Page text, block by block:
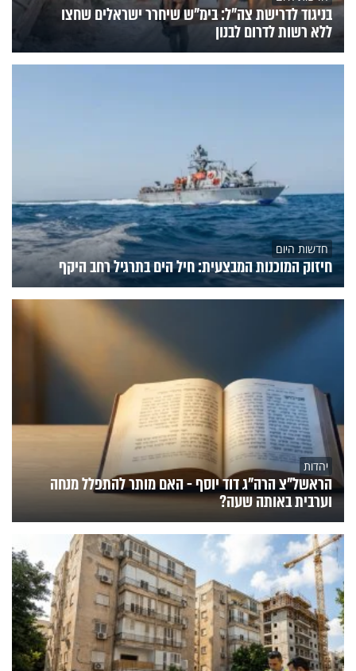
בניגוד לדרישת צה"ל: בימ"ש שיחרר ישראלים שחצו
ללא רשות לדרום לבנון
חדשות היום
חיזוק המוכנות המבצעית: חיל הים בתרגיל רחב היקף
יהדות
הראשל"צ הרה"ג דוד יוסף - האם מותר להתפלל מנחה
וערבית באותה שעה?